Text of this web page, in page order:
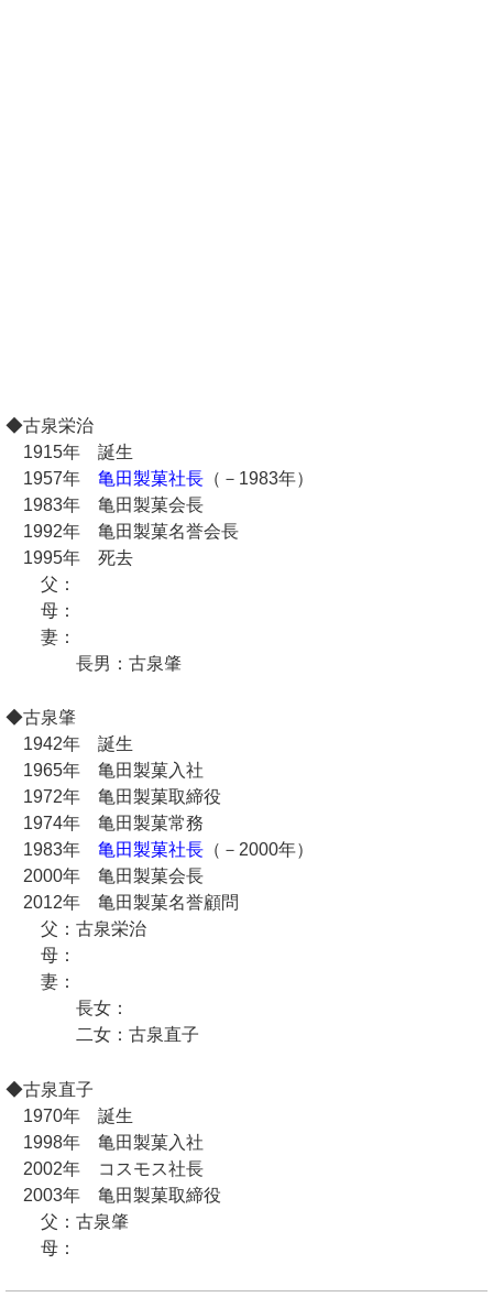
◆古泉栄治
1915年 誕生
1957年 亀田製菓社長（－1983年）
1983年 亀田製菓会長
1992年 亀田製菓名誉会長
1995年 死去
父：
母：
妻：
長男：古泉肇
◆古泉肇
1942年 誕生
1965年 亀田製菓入社
1972年 亀田製菓取締役
1974年 亀田製菓常務
1983年 亀田製菓社長（－2000年）
2000年 亀田製菓会長
2012年 亀田製菓名誉顧問
父：古泉栄治
母：
妻：
長女：
二女：古泉直子
◆古泉直子
1970年 誕生
1998年 亀田製菓入社
2002年 コスモス社長
2003年 亀田製菓取締役
父：古泉肇
母：